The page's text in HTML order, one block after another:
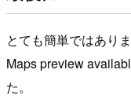
とても簡単ではあり
Maps preview
た。